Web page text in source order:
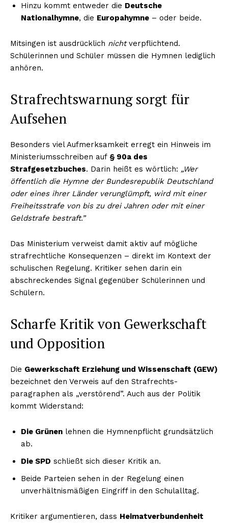
Hinzu kommt entweder die Deutsche
Nationalhymne, die Europahymne – oder beide.
Mitsingen ist ausdrücklich nichtverpflichtend.
Schülerinnen und Schüler müssen die Hymnen lediglich
anhören.
Strafrechtswarnung sorgt für
Aufsehen
Besonders viel Aufmerksamkeit erregt ein Hinweis im
Ministeriumsschreiben auf § 90a des
Strafgesetzbuches. Darin heißt es wörtlich: „Wer
öffentlich die Hymne der Bundesrepublik Deutschland
oder eines ihrer Länder verunglümpft, wird mit einer
Freiheitsstrafe von bis zu drei Jahren oder mit einer
Geldstrafe bestraft.”
Das Ministerium verweist damit aktiv auf mögliche
strafrechtliche Konsequenzen – direkt im Kontext der
schulischen Regelung. Kritiker sehen darin ein
abschreckendes Signal gegenüber Schülerinnen und
Schülern.
Scharfe Kritik von Gewerkschaft
und Opposition
Die Gewerkschaft Erziehung und Wissenschaft (GEW)
bezeichnet den Verweis auf den Strafrechts­
paragraphen als „verstörend”. Auch aus der Politik
kommt Widerstand:
Die Grünen lehnen die Hymnenpflicht grundsätzlich
ab.
Die SPD schließt sich dieser Kritik an.
Beide Parteien sehen in der Regelung einen
unverhältnismäßigen Eingriff in den Schulalltag.
Kritiker argumentieren, dass Heimatverbundenheit